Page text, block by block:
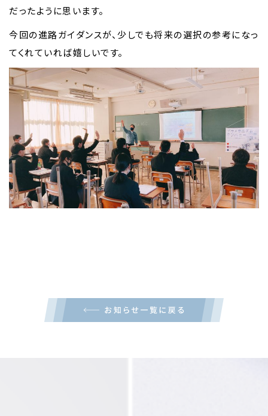
だったように思います。
今回の進路ガイダンスが、少しでも将来の選択の参考になっ
てくれていれば嬉しいです。